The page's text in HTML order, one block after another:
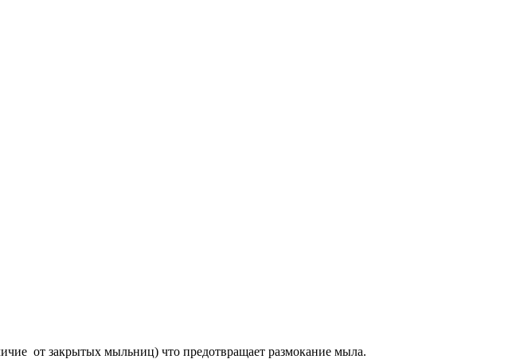
от закрытых мыльниц) что предотвращает размокание мыла.